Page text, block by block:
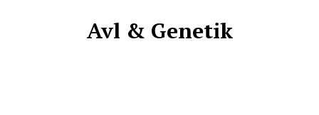
Avl & Genetik